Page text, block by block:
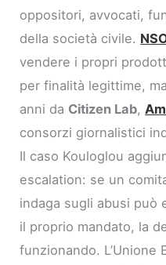
oppositori, avvocati,
della società civile.
vendere i propri
per finalità legittime,
anni da Citizen Lab,
consorzi giornalistici
Il caso Kouloglou
escalation: se un
indaga sugli abusi può
il proprio mandato, la
funzionando. L’Unione